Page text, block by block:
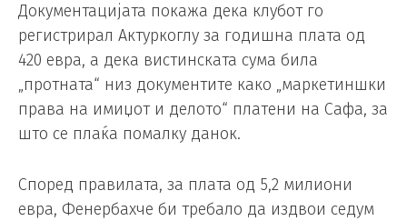
Документацијата покажа дека клубот го
регистрирал Актуркоглу за годишна плата од
420 евра, а дека вистинската сума била
„протната“ низ документите како „маркетиншки
права на имиџот и делото“ платени на Сафа, за
што се плаќа помалку данок.
Според правилата, за плата од 5,2 милиони
евра, Фенербахче би требало да издвои седум